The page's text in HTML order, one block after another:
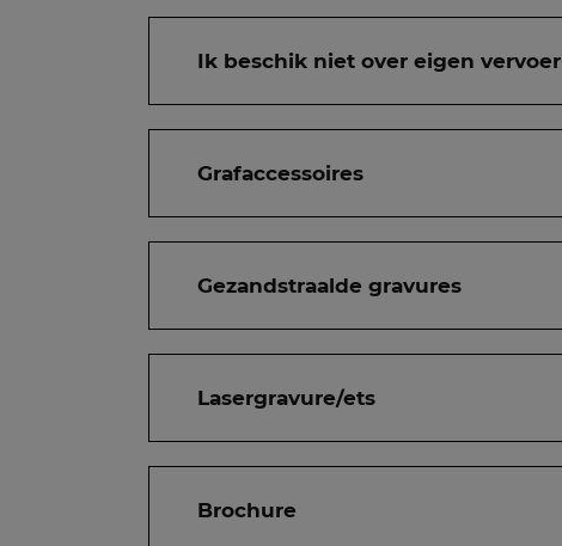
Ik beschik niet over eigen vervoer
Grafaccessoires
Gezandstraalde gravures
Lasergravure/ets
Brochure